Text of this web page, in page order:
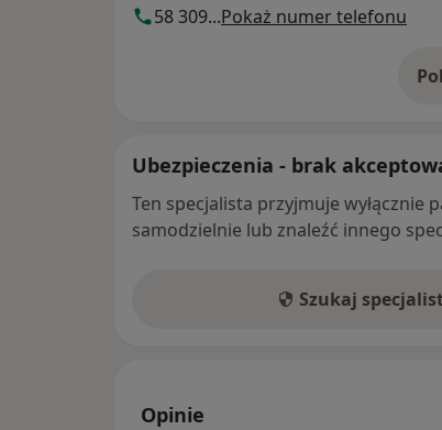
58 309...Pokaż numer telefonu
Ubezpieczenia - brak
Ten specjalista przyjmuje wyłącznie
samodzielnie lub znaleźć innego
Szukaj
Opinie